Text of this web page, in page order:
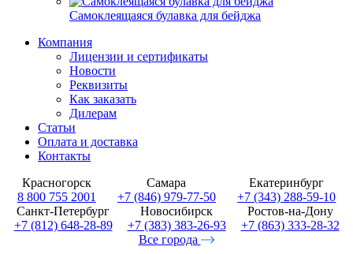
Самоклеящаяся булавка для бейджа
Компания
Лицензии и сертификаты
Новости
Реквизиты
Как заказать
Дилерам
Статьи
Оплата и доставка
Контакты
Красногорск
8 800 755 2001
Самара
+7 (846) 979-77-50
Екатеринбург
+7 (343) 288-59-10
Санкт-Петербург
+7 (812) 648-28-89
Новосибирск
+7 (383) 383-26-93
Ростов-на-Дону
+7 (863) 333-28-32
Все города